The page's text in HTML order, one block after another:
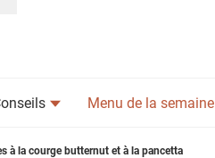
Menu de la semaine
à la courge butternut et à la pancetta